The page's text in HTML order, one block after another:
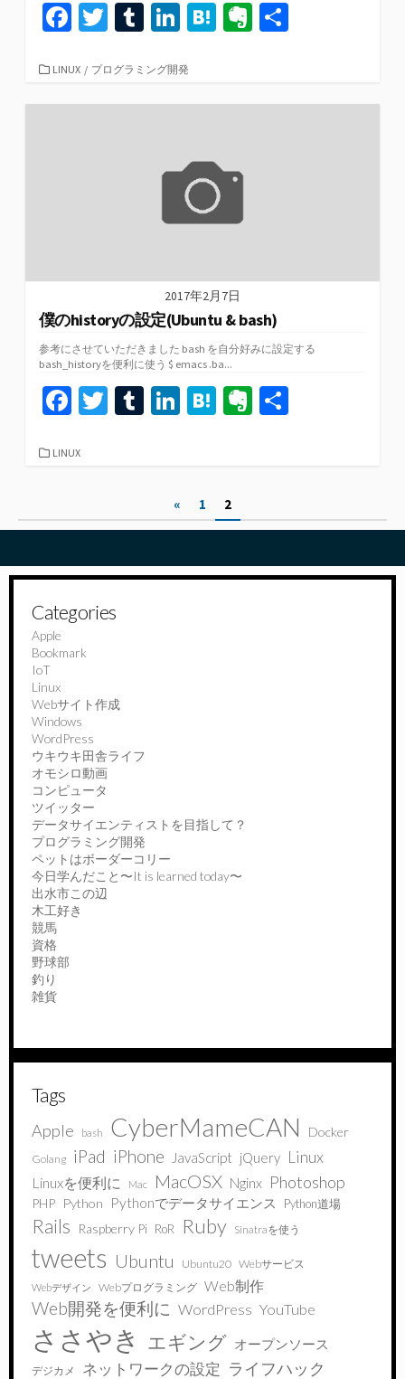
Fa
b
o
T
tt
er
T
m
bl
Li
ke
dI
H
n
Ev
ot
カ
ゴ
LINUX / プログラミング開発
2017年2月7日
僕のhistoryの設定(Ubuntu & bash)
参考にさせていただきました bash を自分好みに設定する
bash_historyを便利に使う $ emacs .ba...
Fa
b
o
T
T
r
Li
n
H
a
Ev
e
カ
ー
LINUX
稿
の
ー
ジ
送
り
« 1 2
Categories
Apple
Bookmark
IoT
Linux
Webサイト作成
Windows
WordPress
ウキウキ田舎ライフ
オモシロ動画
コンピュータ
ツイッター
データサイエンティストを目指して？
プログラミング開発
ペットはボーダーコリー
今日学んだこと〜It is learned today〜
出水市この辺
木工好き
競馬
資格
野球部
釣り
雑貨
Tags
Apple bash CyberMameCAN Docker
Golang iPad iPhone JavaScript jQuery Linux
Linuxを便利に Mac MacOSX Nginx Photoshop
PHP Python Pythonでデータサイエンス Python道場
Rails Raspberry Pi RoR Ruby Sinatraを使う
tweets Ubuntu Ubuntu20 Webサービス
Webデザイン Webプログラミング Web制作
Web開発を便利に WordPress YouTube
ささやき エギング オープンソース
デジカメ ネットワークの設定 ライフハック